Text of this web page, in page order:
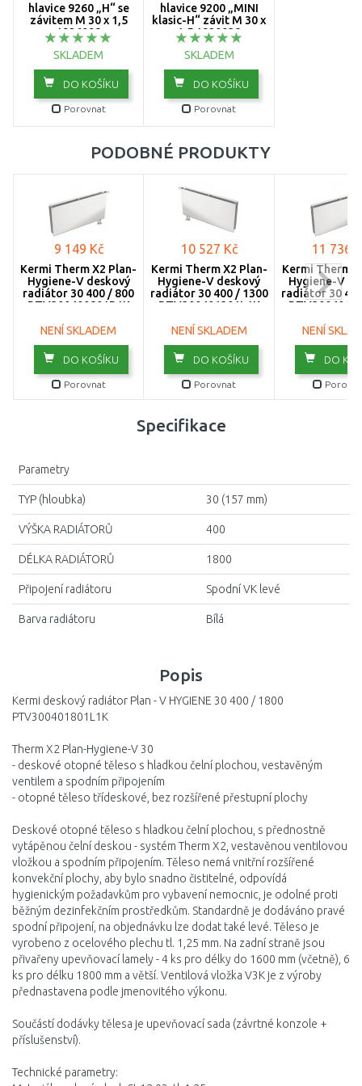
1400
2300
hlavice 9260 „H“ se
závitem M 30 x 1,5
1926098
SKLADEM
DO KOŠÍKU
Porovnat
hlavice 9200 „MINI
klasic-H“ závit M 30 x
1,5 1920038
SKLADEM
DO KOŠÍKU
Porovnat
PODOBNÉ PRODUKTY
9 149 Kč
Kermi Therm X2 Plan-
Hygiene-V deskový
radiátor 30 400 / 800
PTV300400801R1K
NENÍ SKLADEM
DO KOŠÍKU
Porovnat
10 527 Kč
Kermi Therm X2 Plan-
Hygiene-V deskový
radiátor 30 400 / 1300
PTV300401301L1K
NENÍ SKLADEM
DO KOŠÍKU
Porovnat
11 736
Kermi Therm
Hygiene-V
radiátor 30
NENÍ
DO
Popis
Kermi deskový radiátor Plan - V HYGIENE 30 400 / 1800
PTV300401801L1K
Therm X2 Plan-Hygiene-V 30
- deskové otopné těleso s hladkou čelní plochou, vestavěným
ventilem a spodním připojením
- otopné těleso třídeskové, bez rozšířené přestupní plochy
Deskové otopné těleso s hladkou čelní plochou, s přednostně
vytápěnou čelní deskou - systém Therm X2, vestavěnou ventilovou
vložkou a spodním připojením. Těleso nemá vnitřní rozšířené
konvekční plochy, aby bylo snadno čistitelné, odpovídá
hygienickým požadavkům pro vybavení nemocnic, je odolné proti
běžným dezinfekčním prostředkům. Standardně je dodáváno pravé
spodní připojení, na objednávku lze dodat také levé. Těleso je
vyrobeno z ocelového plechu tl. 1,25 mm. Na zadní straně jsou
přivařeny upevňovací lamely - 4 ks pro délky do 1600 mm (včetně), 6
ks pro délku 1800 mm a větší. Ventilová vložka V3K je z výroby
přednastavena podle jmenovitého výkonu.
Součástí dodávky tělesa je upevňovací sada (závrtné konzole +
příslušenství).
Technické parametry:
Specifikace
Parametry
TYP (hloubka) 30 (157 mm)
VÝŠKA RADIÁTORŮ 400
DÉLKA RADIÁTORŮ 1800
Připojení radiátoru Spodní VK levé
Barva radiátoru Bílá